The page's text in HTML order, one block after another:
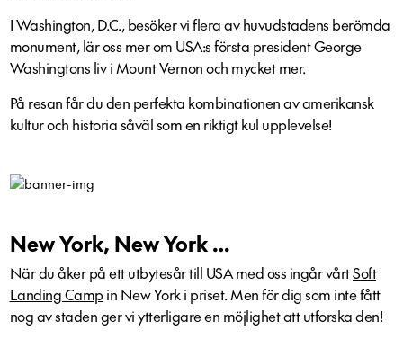
I Washington, D.C., besöker vi flera av huvudstadens berömda
monument, lär oss mer om USA:s första president George
Washingtons liv i Mount Vernon och mycket mer.
På resan får du den perfekta kombinationen av amerikansk
kultur och historia såväl som en riktigt kul upplevelse!
New York, New York …
När du åker på ett utbytesår till USA med oss ingår vårtSoft
Landing Camp in New York i priset. Men för dig som inte fått
nog av staden ger vi ytterligare en möjlighet att utforska den!